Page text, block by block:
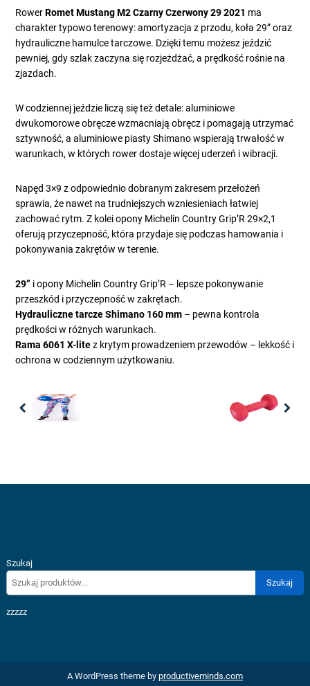
RowerRomet Mustang M2 Czarny Czerwony 29 2021 ma
charakter typowo terenowy: amortyzacja z przodu, koła 29” oraz
hydrauliczne hamulce tarczowe. Dzięki temu możesz jeździć
pewniej, gdy szlak zaczyna się rozjeżdżać, a prędkość rośnie na
zjazdach.
W codziennej jeździe liczą się też detale: aluminiowe
dwukomorowe obręcze wzmacniają obręcz i pomagają utrzymać
sztywność, a aluminiowe piasty Shimano wspierają trwałość w
warunkach, w których rower dostaje więcej uderzeń i wibracji.
Napęd 3×9 z odpowiednio dobranym zakresem przełożeń
sprawia, że nawet na trudniejszych wzniesieniach łatwiej
zachować rytm. Z kolei opony Michelin Country Grip’R 29×2,1
oferują przyczepność, która przydaje się podczas hamowania i
pokonywania zakrętów w terenie.
29” i opony Michelin Country Grip’R – lepsze pokonywanie
przeszkód i przyczepność w zakrętach.
Hydrauliczne tarcze Shimano 160 mm – pewna kontrola
prędkości w różnych warunkach.
Rama 6061 X-litez krytym prowadzeniem przewodów – lekkość i
ochrona w codziennym użytkowaniu.
Szukaj
Szukaj
zzzzz
A WordPress theme by productiveminds.com